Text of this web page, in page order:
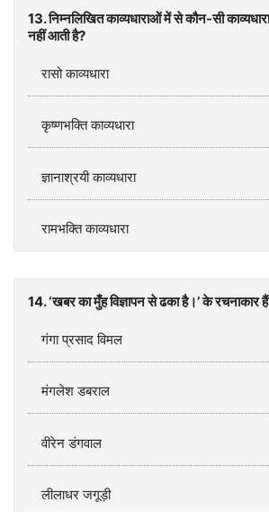
13. निम्नलिखित काव्यधाराओं में से कौन-सी
नहीं आती है?
रासो काव्यधारा
कृष्णभक्ति काव्यधारा
ज्ञानाश्रयी काव्यधारा
रामभक्ति काव्यधारा
14. ‘खबर का मुँह विज्ञापन से ढका है।’ के रचनाकार
गंगा प्रसाद विमल
मंगलेश डबराल
वीरेन डंगवाल
लीलाधर जगूड़ी